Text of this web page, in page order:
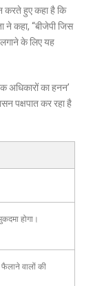
करते हुए कहा है कि
ने कहा, “बीजेपी जिस
के लिए यह
अधिकारों का हनन’
पक्षपात कर रहा है
होगा।
वालों की